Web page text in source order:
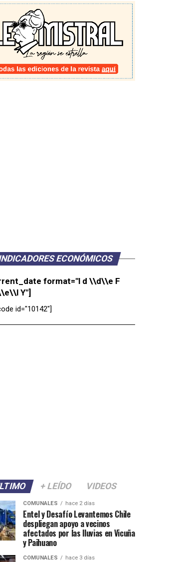
ECONÓMICOS
format="l d \\d\\e F
Y"]
id="10142"]
+ LEÍDO VIDEOS
COMUNALES hace 2 días
Entel y Desafío Levantemos Chile
despliegan apoyo a vecinos
afectados por las lluvias en Vicuña
y Paihuano
COMUNALES hace 3 días